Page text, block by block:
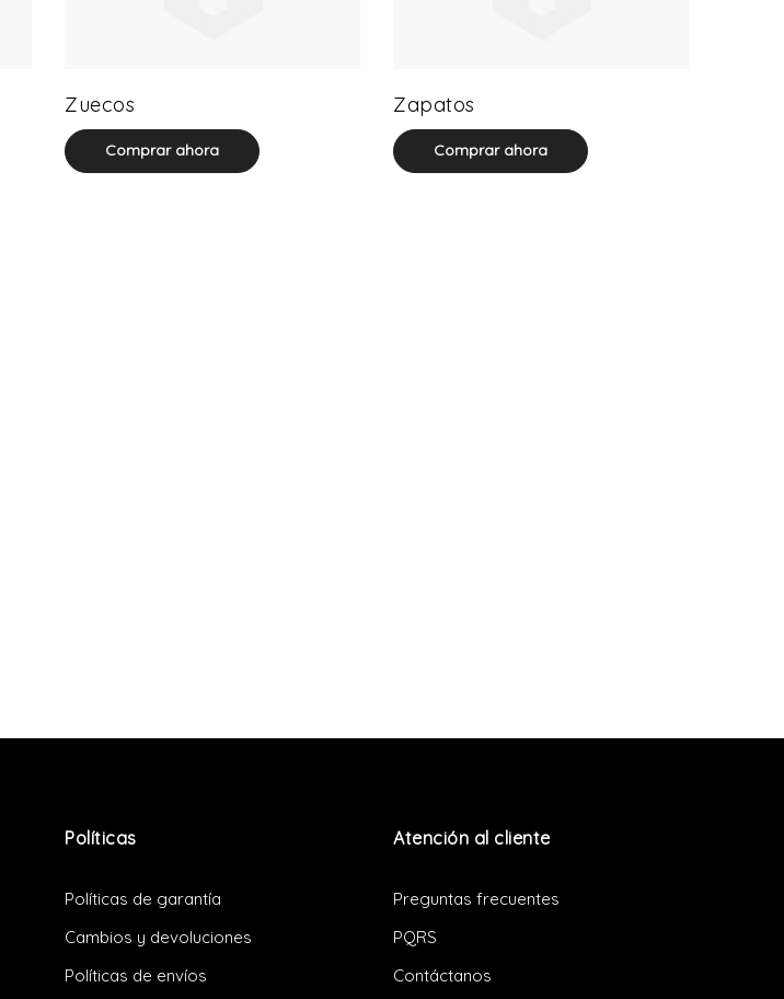
Zuecos
Comprar ahora
Zapatos
Comprar ahora
Políticas
Políticas de garantía
Cambios y devoluciones
Políticas de envíos
Atención al cliente
Preguntas frecuentes
PQRS
Contáctanos